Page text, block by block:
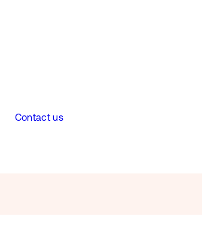
Contact us